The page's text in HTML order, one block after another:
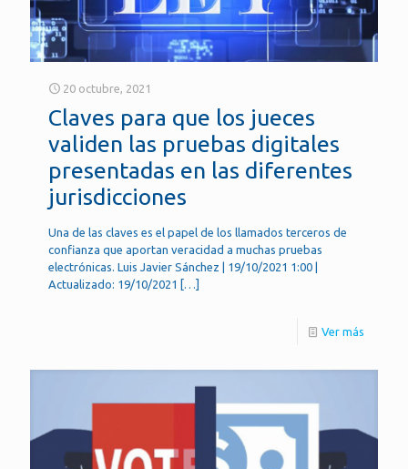
20 octubre, 2021
Claves para que los jueces
validen las pruebas digitales
presentadas en las diferentes
jurisdicciones
Una de las claves es el papel de los llamados terceros de
confianza que aportan veracidad a muchas pruebas
electrónicas. Luis Javier Sánchez | 19/10/2021 1:00 |
Actualizado: 19/10/2021 […]
Ver más